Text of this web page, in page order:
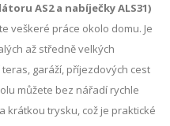
AS2 a nabíječky ALS31)
veškeré práce okolo domu. Je
až středně velkých
garáží, příjezdových cest
můžete bez nářadí rychle
krátkou trysku, což je praktické